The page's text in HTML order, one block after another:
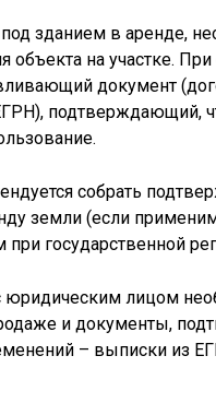
под зданием в аренде,
объекта на участке.
документ
подтверждающий,
собрать
земли (если
при государственной
юридическим лицом
и документы,
– выписки из